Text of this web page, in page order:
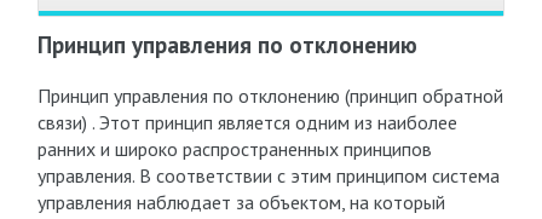
Принцип управления по отклонению
Принцип управления по отклонению (принцип обратной
связи) . Этот принцип является одним из наиболее
ранних и широко распространенных принципов
управления. В соответствии с этим принципом система
управления наблюдает за объектом, на который